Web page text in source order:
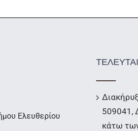
Ελευθερίου
509041,
κάτω